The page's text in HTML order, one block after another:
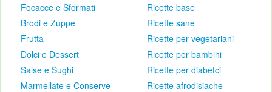
Focacce e Sformati
Brodi e Zuppe
Frutta
Dolci e Dessert
Salse e Sughi
Marmellate e Conserve
Ricette base
Ricette sane
Ricette per vegetariani
Ricette per bambini
Ricette per diabetci
Ricette afrodisiache